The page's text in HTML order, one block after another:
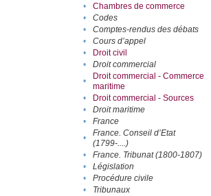
•
Chambres de commerce
•
Codes
•
Comptes-rendus des débats
•
Cours d’appel
•
Droit civil
•
Droit commercial
•
Droit commercial - Commerce
maritime
• Droit commercial - Sources
•
Droit maritime
•
France
•
France. Conseil d’Etat
(1799-....)
• France. Tribunat (1800-1807)
•
Législation
•
Procédure civile
•
Tribunaux